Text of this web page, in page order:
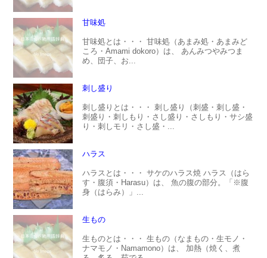
甘味処
甘味処とは・・・ 甘味処（あまみ処・あまみど
ころ・Amami dokoro）は、 あんみつやみつま
め、団子、お...
刺し盛り
刺し盛りとは・・・ 刺し盛り（刺盛・刺し盛・
刺盛り・刺しもり・さし盛り・さしもり・サシ盛
り・刺しモリ・さし盛・...
ハラス
ハラスとは・・・ サケのハラス焼 ハラス（はら
す・腹須・Harasu）は、 魚の腹の部分。「※腹
身（はらみ）」...
生もの
生ものとは・・・ 生もの（なまもの・生モノ・
ナマモノ・Namamono）は、 加熱（焼く、煮